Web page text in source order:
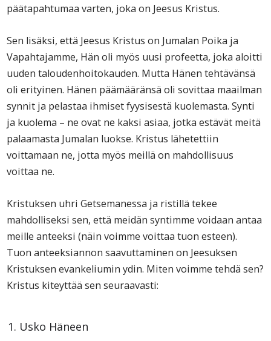
päätapahtumaa varten, joka on Jeesus Kristus.
Sen lisäksi, että Jeesus Kristus on Jumalan Poika ja
Vapahtajamme, Hän oli myös uusi profeetta, joka aloitti
uuden taloudenhoitokauden. Mutta Hänen tehtävänsä
oli erityinen. Hänen päämääränsä oli sovittaa maailman
synnit ja pelastaa ihmiset fyysisestä kuolemasta. Synti
ja kuolema – ne ovat ne kaksi asiaa, jotka estävät meitä
palaamasta Jumalan luokse. Kristus lähetettiin
voittamaan ne, jotta myös meillä on mahdollisuus
voittaa ne.
Kristuksen uhri Getsemanessa ja ristillä tekee
mahdolliseksi sen, että meidän syntimme voidaan antaa
meille anteeksi (näin voimme voittaa tuon esteen).
Tuon anteeksiannon saavuttaminen on Jeesuksen
Kristuksen evankeliumin ydin. Miten voimme tehdä sen?
Kristus kiteyttää sen seuraavasti:
Usko Häneen